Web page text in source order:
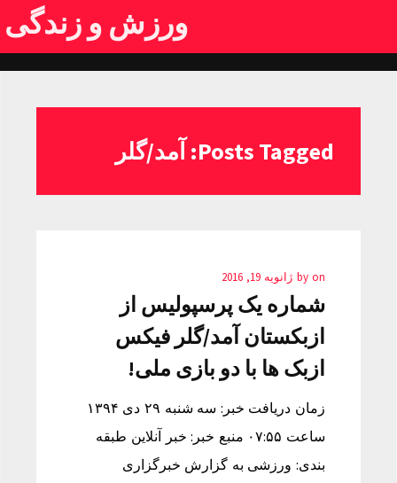
ورزش و زندگی
Posts Tagged: آمد/گلر
by on ژانویه 19, 2016
شماره یک پرسپولیس از
ازبکستان آمد/گلر فیکس
ازبک ها با دو بازی ملی!
زمان دریافت خبر: سه شنبه ۲۹ دی ۱۳۹۴
ساعت ۰۷:۵۵ منبع خبر: خبر آنلاین طبقه
بندی: ورزشی به گزارش خبرگزاری